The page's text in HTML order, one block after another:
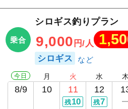
乗合
シロギス釣りプラン
9,000 円/人
シロギス
今日
8/9
月
10
火
11
残10
水
12
残7
木